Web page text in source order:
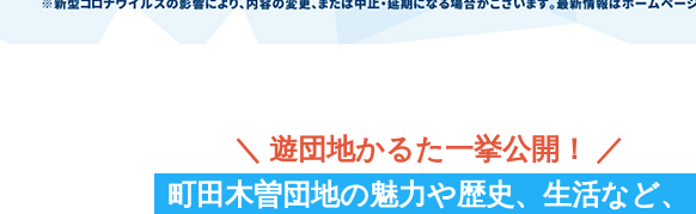
＼ 遊団地かるた一挙公開！ ／
町田木曽団地の魅力や歴史、生活など、